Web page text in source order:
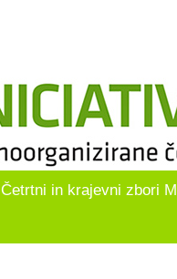
Četrtni in krajevni zbori